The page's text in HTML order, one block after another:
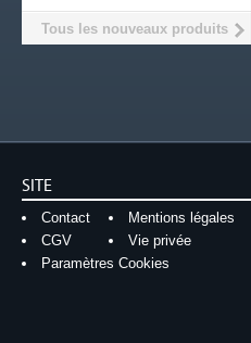
Tous les nouveaux produits
SITE
Contact
Mentions légales
CGV
Vie privée
Paramètres Cookies